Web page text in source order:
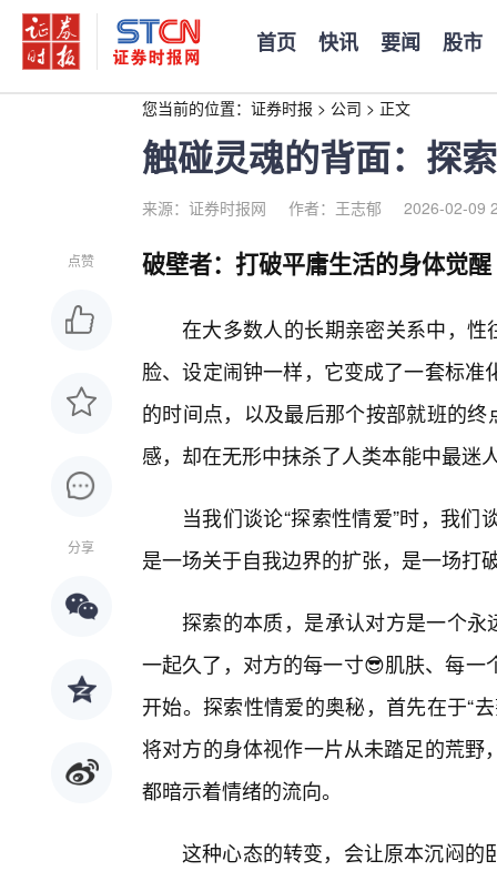
首页 快讯 要闻 股市
您当前的位置： 证券时报 > 公司 > 正文
触碰灵魂的背面：探
来源：证券时报网 作者：王志郁 2026-02-09
点赞
分享
破壁者：打破平庸生活的身体觉醒
在大多数人的长期亲密关系中，性
脸、设定闹钟一样，它变成了一套标
的时间点，以及最后那个按部就班的
感，却在无形中抹杀了人类本能中最
当我们谈论“探索性情爱”时，我
是一场关于自我边界的扩张，是一场打
探索的本质，是承认对方是一个永
一起久了，对方的每一寸😎肌肤、每
开始。探索性情爱的奥秘，首先在于“
将对方的身体视作一片从未踏足的荒
都暗示着情绪的流向。
这种心态的转变，会让原本沉闷的